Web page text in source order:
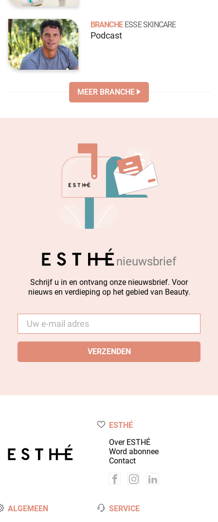
BRANCHE ESSE SKINCARE
Podcast
MEER BRANCHE
nieuwsbrief
Schrijf u in en ontvang onze nieuwsbrief. Voor
nieuws en verdieping op het gebied van Beauty.
mail *
ESTHÉ
Over ESTHÉ
Word abonnee
Contact
ALGEMEEN
SERVICE